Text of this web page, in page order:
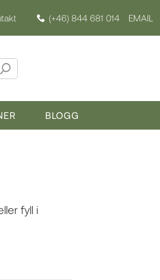
(+46) 844 681 014 EMAIL
BLOGG
fyll i